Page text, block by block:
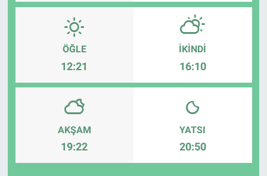
ÖĞLE
12:21
İKINDI
16:10
AKŞAM
19:22
YATSI
20:50
YAŞAM
RESMİ İLAN